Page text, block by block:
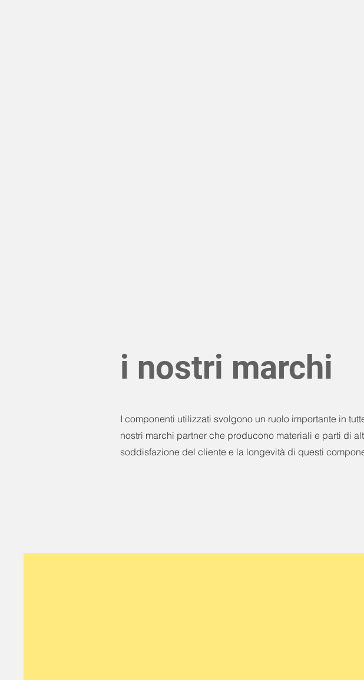
i nostri marchi
I componenti utilizzati svolgono un ruolo importante in
nostri marchi partner che producono materiali e parti di
soddisfazione del cliente e la longevità di questi